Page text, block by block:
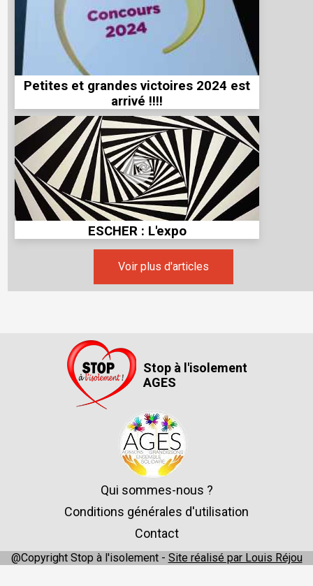
Petites et grandes victoires 2024 est
arrivé !!!!
ESCHER : L'expo
Voir plus d'articles
Stop à l'isolement
AGES
Qui sommes-nous ?
Conditions générales d'utilisation
Contact
@Copyright Stop à l'isolement - Site réalisé par Louis Réjou